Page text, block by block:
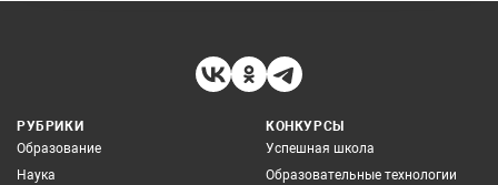
РУБРИКИ
Образование
Наука
КОНКУРСЫ
Успешная школа
Образовательные технологии